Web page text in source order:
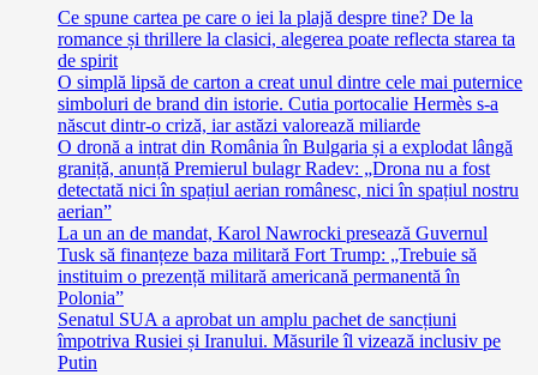
Ce spune cartea pe care o iei la plajă despre tine? De la
romance și thrillere la clasici, alegerea poate reflecta starea ta
de spirit
O simplă lipsă de carton a creat unul dintre cele mai puternice
simboluri de brand din istorie. Cutia portocalie Hermès s-a
născut dintr-o criză, iar astăzi valorează miliarde
O dronă a intrat din România în Bulgaria și a explodat lângă
graniță, anunță Premierul bulagr Radev: „Drona nu a fost
detectată nici în spațiul aerian românesc, nici în spațiul nostru
aerian”
La un an de mandat, Karol Nawrocki presează Guvernul
Tusk să finanțeze baza militară Fort Trump: „Trebuie să
instituim o prezență militară americană permanentă în
Polonia”
Senatul SUA a aprobat un amplu pachet de sancțiuni
împotriva Rusiei și Iranului. Măsurile îl vizează inclusiv pe
Putin